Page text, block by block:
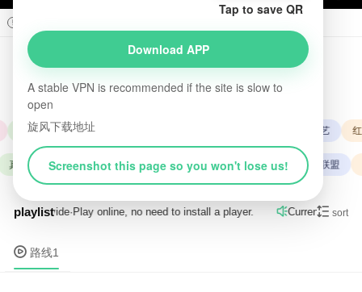
Tap to save QR
Download APP
A stable VPN is recommended if the site is slow to
open
旋风下载地址
Screenshot this page so you won't lose us!
Kill It Style Creator War introduction 
9.0 2026 韩国 真人秀 日韩综艺 综艺
火影忍者 复仇者联盟 红
真人秀 变形金刚 火影忍者 日韩综艺 综艺 复仇者联盟
playlist
路线1provide·Play online, no need to install a player. Current sort
路线1